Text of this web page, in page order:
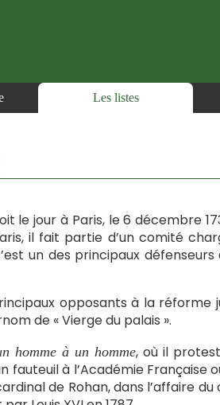
Les listes
le jour à Paris, le 6 décembre
il fait partie d’un comité
un des principaux
opposants à la
de « Vierge du palais ».
homme à un homme, où il
fauteuil à l’Académie Française
de Rohan, dans l’affaire